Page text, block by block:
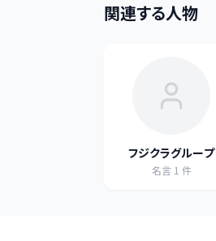
関連する人物
フジクラグループ
名言 1 件